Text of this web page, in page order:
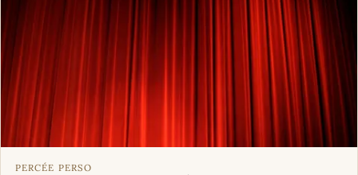
PERCÉE PERSO